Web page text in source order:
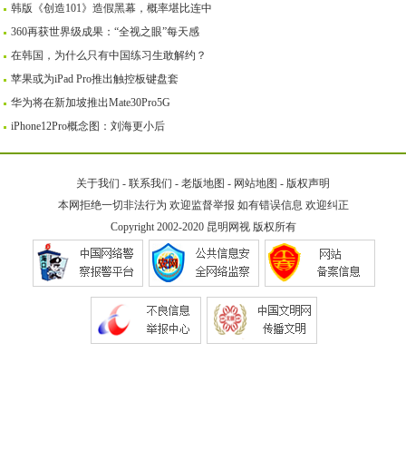
韩版《创造101》造假黑幕，概率堪比连中
360再获世界级成果：“全视之眼”每天感
在韩国，为什么只有中国练习生敢解约？
苹果或为iPad Pro推出触控板键盘套
华为将在新加坡推出Mate30Pro5G
iPhone12Pro概念图：刘海更小后
关于我们 - 联系我们 - 老版地图 - 网站地图 - 版权声明
本网拒绝一切非法行为 欢迎监督举报 如有错误信息 欢迎纠正
Copyright 2002-2020 昆明网视版权所有